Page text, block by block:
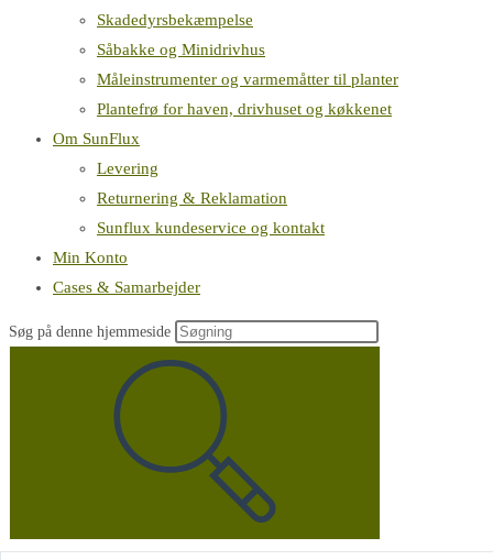
Skadedyrsbekæmpelse
Såbakke og Minidrivhus
Måleinstrumenter og varmemåtter til planter
Plantefrø for haven, drivhuset og køkkenet
Om SunFlux
Levering
Returnering & Reklamation
Sunflux kundeservice og kontakt
Min Konto
Cases & Samarbejder
Søg på denne hjemmeside